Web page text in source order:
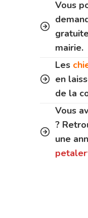
Vous
mairie.
Les
en
de la
Vous
?
une